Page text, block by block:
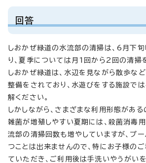
回答
しおかぜ緑道の水流部の清掃は、6月下
り、夏季については月1回から2回の清掃
しおかぜ緑道は、水辺を見ながら散歩な
整備をされており、水遊びをする施設で
解ください。
しかしながら、さまざまな利用形態がある
雑菌が増殖しやすい夏期には、殺菌消毒
流部の清掃回数も増やしていますが、プ
つことは出来ませんので、特にお子様の
ていただき、ご利用後は手洗いやうがい